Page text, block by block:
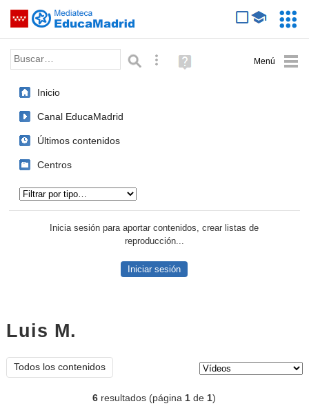
Saltar navegación
Palabra o frase: Búsqueda avanzada
Ayuda
(en
Inicio
Canal EducaMadrid
Últimos contenidos
Centros
Inicia sesión para aportar contenidos, crear listas de
reproducción...
Iniciar sesión
Luis M.
Todos los contenidos
6 resultados (página1 de1)